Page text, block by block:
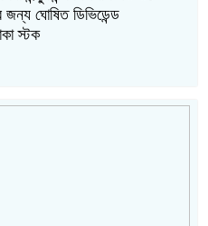
ঘোষিত ডিভিডেন্ড
স্টক